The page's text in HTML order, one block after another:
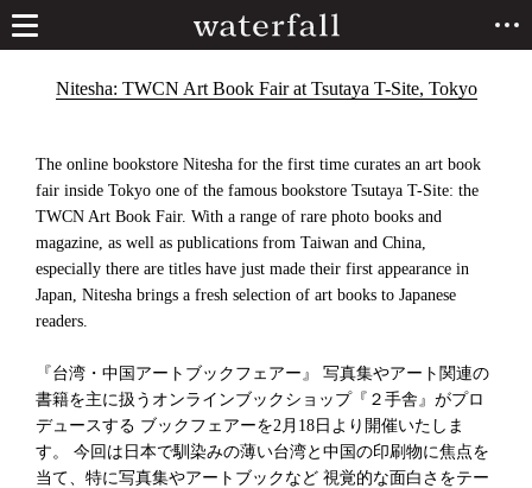
Nitesha: TWCN Art Book Fair at Tsutaya T-Site, Tokyo
The online bookstore Nitesha for the first time curates an art book
fair inside Tokyo one of the famous bookstore Tsutaya T-Site: the
TWCN Art Book Fair. With a range of rare photo books and
magazine, as well as publications from Taiwan and China,
especially there are titles have just made their first appearance in
Japan, Nitesha brings a fresh selection of art books to Japanese
readers.
『台湾・中国アートブックフェアー』 写真集やアート関連の
書籍を主に扱うオンラインブックショップ『２手舎』がプロ
デュースする ブックフェアーを2月18日より開催いたしま
す。 今回は日本で馴染みの薄い台湾と中国の印刷物に焦点を
当て、特に写真集やアートブックなど 視覚的な面白さをテー